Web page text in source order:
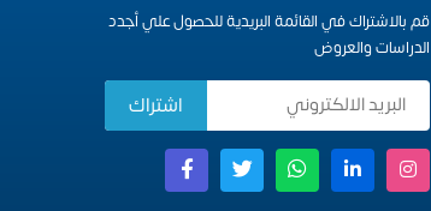
قم بالاشتراك في القائمة البريدية للحصول علي أجدد
الدراسات والعروض